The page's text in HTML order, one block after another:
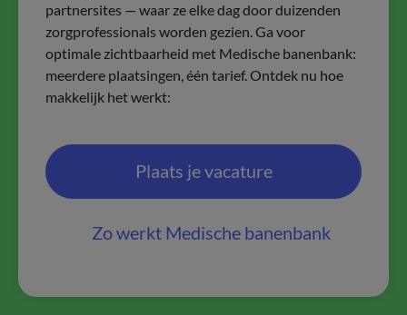
partnersites — waar ze elke dag door duizenden
zorgprofessionals worden gezien. Ga voor
optimale zichtbaarheid met Medische banenbank:
meerdere plaatsingen, één tarief. Ontdek nu hoe
makkelijk het werkt:
Plaats je vacature
Zo werkt Medische banenbank